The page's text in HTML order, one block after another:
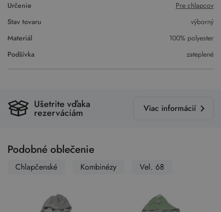
Určenie
Pre chlapcov
Stav tovaru
výborný
Materiál
100% polyester
Podšívka
zateplené
Ušetrite vďaka
rezerváciám Viac informácií
Podobné oblečenie
Chlapčenské Kombinézy Vel. 68